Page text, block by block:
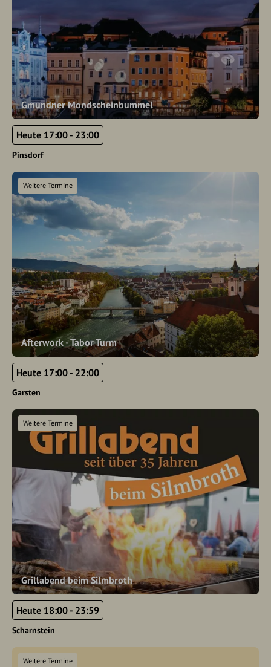
Gmundner Mondscheinbummel
Heute 17:00 - 23:00
Pinsdorf
Afterwork - Tabor Turm
Weitere Termine
Heute 17:00 - 22:00
Garsten
Grillabend beim Silmbroth
Weitere Termine
Heute 18:00 - 23:59
Scharnstein
Weitere Termine